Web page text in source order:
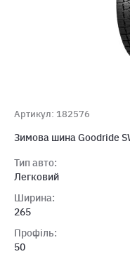
Артикул: 182576
Зимова шина Goodride
Тип авто:
Легковий
Ширина:
265
Профіль:
50